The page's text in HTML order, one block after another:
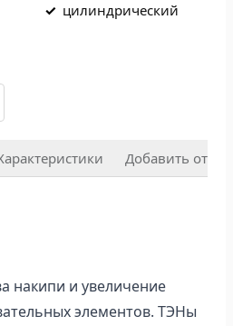
✓ цилиндрический
Добавить отзыв
накипи и увеличение
элементов. ТЭНы